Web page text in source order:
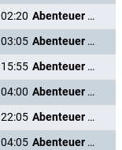
02:20
Abenteuer Karibik
03:05
Abenteuer Karibik
15:55
Abenteuer Karibik
04:00
Abenteuer Karibik
22:05
Abenteuer Karibik
04:05
Abenteuer Karibik